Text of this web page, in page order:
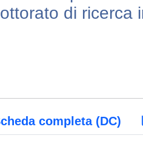
di ricerca
completa (DC)